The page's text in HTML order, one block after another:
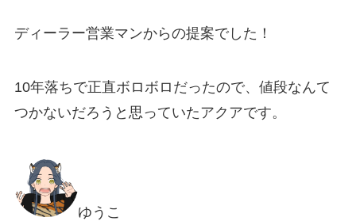
ディーラー営業マンからの提案でした！
10年落ちで正直ボロボロだったので、値段なんて
つかないだろうと思っていたアクアです。
ゆうこ